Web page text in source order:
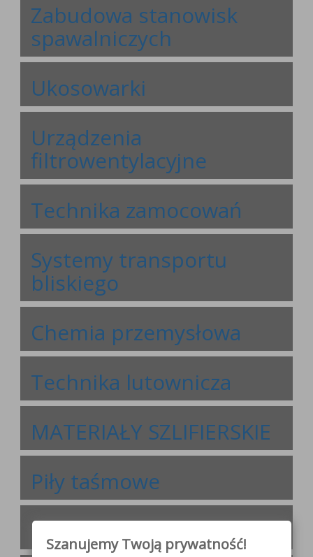
Zabudowa stanowisk
spawalniczych
Ukosowarki
Urządzenia
filtrowentylacyjne
Technika zamocowań
Systemy transportu
bliskiego
Chemia przemysłowa
Technika lutownicza
MATERIAŁY SZLIFIERSKIE
Piły taśmowe
Materiały spawalnicze
Szanujemy Twoją prywatność!